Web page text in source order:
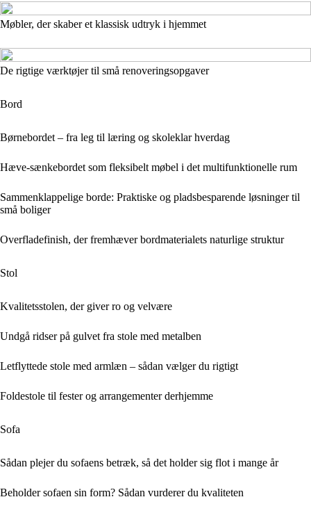
Møbler, der skaber et klassisk udtryk i hjemmet
De rigtige værktøjer til små renoveringsopgaver
Bord
Børnebordet – fra leg til læring og skoleklar hverdag
Hæve-sænkebordet som fleksibelt møbel i det multifunktionelle rum
Sammenklappelige borde: Praktiske og pladsbesparende løsninger til
små boliger
Overfladefinish, der fremhæver bordmaterialets naturlige struktur
Stol
Kvalitetsstolen, der giver ro og velvære
Undgå ridser på gulvet fra stole med metalben
Letflyttede stole med armlæn – sådan vælger du rigtigt
Foldestole til fester og arrangementer derhjemme
Sofa
Sådan plejer du sofaens betræk, så det holder sig flot i mange år
Beholder sofaen sin form? Sådan vurderer du kvaliteten